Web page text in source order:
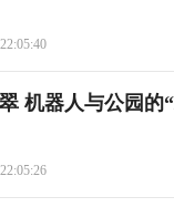
机器人与公园的